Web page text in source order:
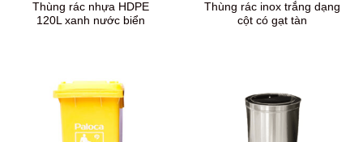
Thùng rác nhựa HDPE
120L xanh nước biển
Thùng rác inox trắng dạng
cột có gạt tàn